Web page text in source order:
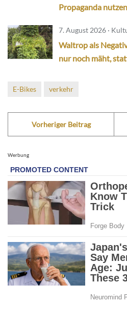
Propaganda nutzen
7. August 2026 ·
Waltrop als
nur noch mäht,
E-Bikes verkehr
Vorheriger Beitrag
Werbung